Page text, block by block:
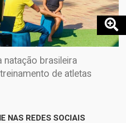
natação brasileira
de atletas
NAS REDES SOCIAIS